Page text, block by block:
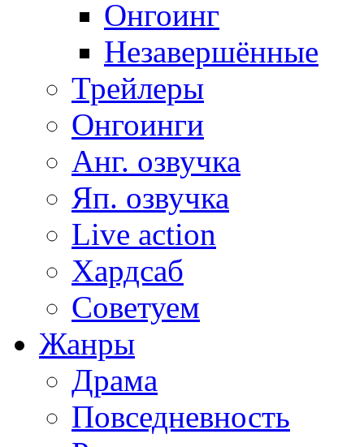
Онгоинг
Незавершённые
Трейлеры
Онгоинги
Анг. озвучка
Яп. озвучка
Live action
Хардсаб
Советуем
Жанры
Драма
Повседневность